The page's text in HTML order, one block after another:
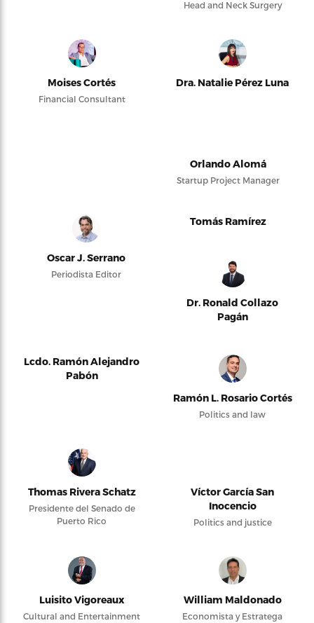
Head and Neck Surgery
Moises Cortés
Financial Consultant
Dra. Natalie Pérez Luna
Orlando Alomá
Startup Project Manager
Oscar J. Serrano
Periodista Editor
Tomás Ramírez
Dr. Ronald Collazo
Pagán
Lcdo. Ramón Alejandro
Pabón
Ramón L. Rosario Cortés
Politics and law
Thomas Rivera Schatz
Presidente del Senado de
Puerto Rico
Víctor García San
Inocencio
Politics and justice
Luisito Vigoreaux
Cultural and Entertainment
William Maldonado
Economista y Estratega